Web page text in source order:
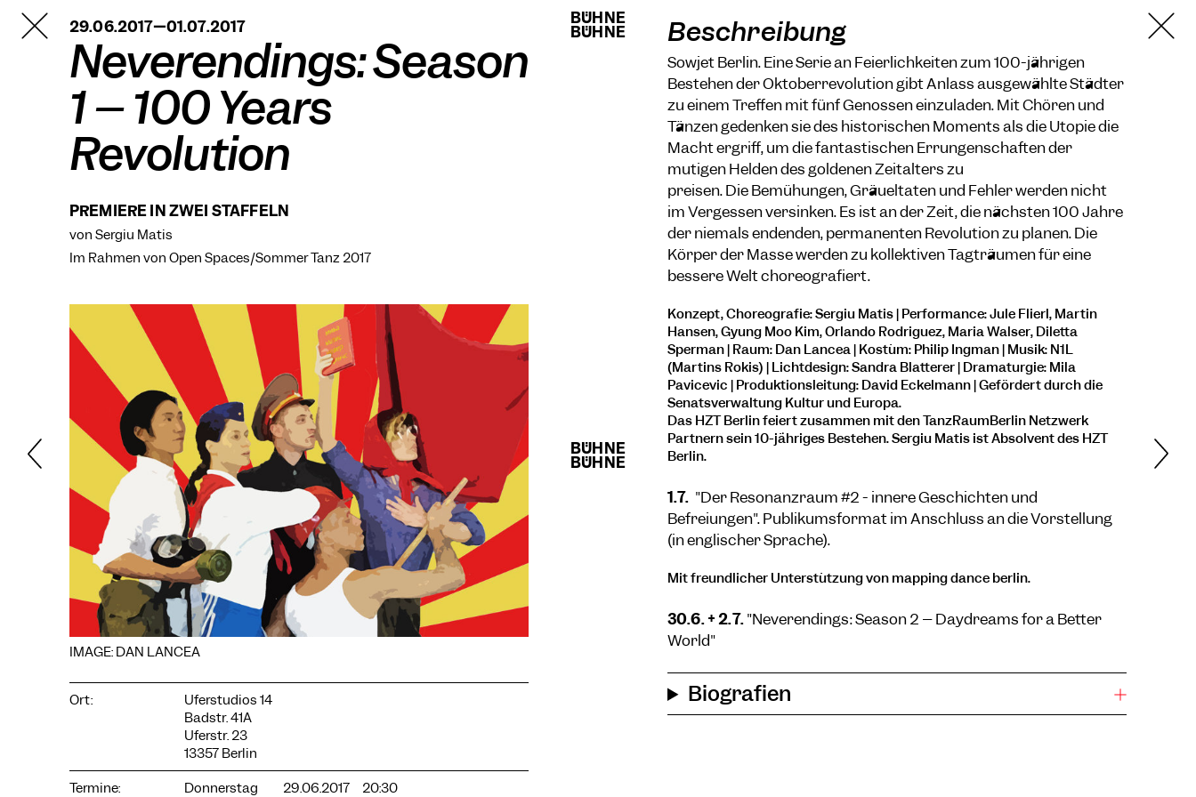
TANZFABRIK
BERLIN
BÜHNE
BÜHNE
BÜHNE
BÜHNE
29.06.2017—01.07.2017
Neverendings: Season
1 – 100 Years
Revolution
PREMIERE IN ZWEI STAFFELN
von Sergiu Matis
Im Rahmen von Open Spaces/Sommer Tanz 2017
IMAGE: DAN LANCEA
Ort:
Uferstudios 14
Badstr. 41A
Uferstr. 23
13357 Berlin
Termine:
Donnerstag 29.06.2017 20:30
Beschreibung
Sowjet Berlin. Eine Serie an Feierlichkeiten zum 100-jährigen
Bestehen der Oktoberrevolution gibt Anlass ausgewählte Städter
zu einem Treffen mit fünf Genossen einzuladen. Mit Chören und
Tänzen gedenken sie des historischen Moments als die Utopie die
Macht ergriff, um die fantastischen Errungenschaften der
mutigen Helden des goldenen Zeitalters zu
preisen. Die Bemühungen, Gräueltaten und Fehler werden nicht
im Vergessen versinken. Es ist an der Zeit, die nächsten 100 Jahre
der niemals endenden, permanenten Revolution zu planen. Die
Körper der Masse werden zu kollektiven Tagträumen für eine
bessere Welt choreografiert.
Konzept, Choreografie: Sergiu Matis | Performance: Jule Flierl, Martin
Hansen, Gyung Moo Kim, Orlando Rodriguez, Maria Walser, Diletta
Sperman | Raum: Dan Lancea | Kostüm: Philip Ingman | Musik: N1L
(Martins Rokis) | Lichtdesign: Sandra Blatterer | Dramaturgie: Mila
Pavicevic | Produktionsleitung: David Eckelmann | Gefördert durch die
Senatsverwaltung Kultur und Europa.
Das HZT Berlin feiert zusammen mit den TanzRaumBerlin Netzwerk
Partnern sein 10-jähriges Bestehen. Sergiu Matis ist Absolvent des HZT
Berlin.
1.7. "Der Resonanzraum #2 - innere Geschichten und
Befreiungen". Publikumsformat im Anschluss an die Vorstellung
(in englischer Sprache).
Mit freundlicher Unterstützung von mapping dance berlin.
30.6. + 2.7."Neverendings: Season 2 – Daydreams for a Better
World"
Biografien
COOKIE-EINSTELLUNGEN
Wir verwenden Cookies und Inhalte externer Anbieter auf
unserer Website. Notwendige Cookies sind essenziell, damit
die Website weiterzuentwickeln. Sie können Ihre Einwilligung
jederzeit widerrufen. Bitte besuchen Sie unsere
Datenschutzerklärung für weitere Informationen. Unten
können Sie auswählen, welche Technologien Sie zulassen
Notwendige Cookies